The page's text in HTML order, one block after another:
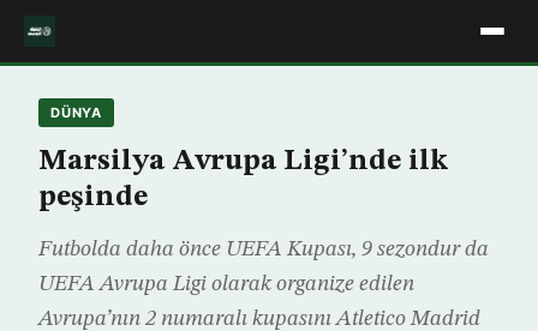
DÜNYA
Marsilya Avrupa Ligi’nde ilk
peşinde
Futbolda daha önce UEFA Kupası, 9 sezondur da
UEFA Avrupa Ligi olarak organize edilen
Avrupa’nın 2 numaralı kupasını Atletico Madrid